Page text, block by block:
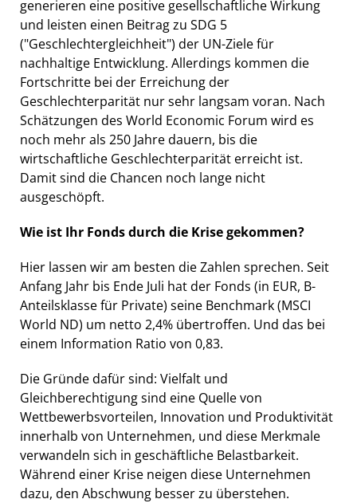
generieren eine positive gesellschaftliche Wirkung
und leisten einen Beitrag zu SDG 5
("Geschlechtergleichheit") der UN-Ziele für
nachhaltige Entwicklung. Allerdings kommen die
Fortschritte bei der Erreichung der
Geschlechterparität nur sehr langsam voran. Nach
Schätzungen des World Economic Forum wird es
noch mehr als 250 Jahre dauern, bis die
wirtschaftliche Geschlechterparität erreicht ist.
Damit sind die Chancen noch lange nicht
ausgeschöpft.
Wie ist Ihr Fonds durch die Krise gekommen?
Hier lassen wir am besten die Zahlen sprechen. Seit
Anfang Jahr bis Ende Juli hat der Fonds (in EUR, B-
Anteilsklasse für Private) seine Benchmark (MSCI
World ND) um netto 2,4% übertroffen. Und das bei
einem Information Ratio von 0,83.
Die Gründe dafür sind: Vielfalt und
Gleichberechtigung sind eine Quelle von
Wettbewerbsvorteilen, Innovation und Produktivität
innerhalb von Unternehmen, und diese Merkmale
verwandeln sich in geschäftliche Belastbarkeit.
Während einer Krise neigen diese Unternehmen
dazu, den Abschwung besser zu überstehen.